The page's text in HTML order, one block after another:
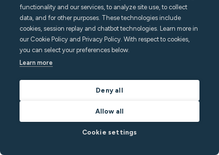
Modello di verifica dell'occupazione [GRATUITO]:
Un must per la gestione della proprietà
ed efficiente? Scarica il nostro modello gratuito di verifica
functionality and our services, to analyze site use, to collect
data, and for other purposes. These technologies include
cookies, session replay and chatbot technologies. Learn more in
our Cookie Policy and Privacy Policy. With respect to cookies,
you can select your preferences below.
Learn more
Deny all
Allow all
Cookie settings